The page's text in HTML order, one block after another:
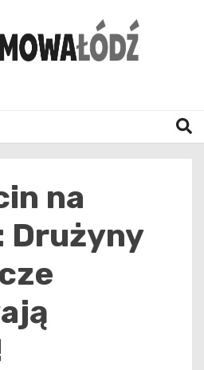
na
Drużyny